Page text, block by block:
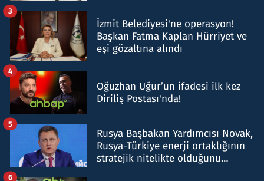
İzmit Belediyesi'ne operasyon!
Başkan Fatma Kaplan Hürriyet ve
eşi gözaltına alındı
3
Oğuzhan Uğur’un ifadesi ilk kez
Diriliş Postası'nda!
4
Rusya Başbakan Yardımcısı Novak,
Rusya-Türkiye enerji ortaklığının
stratejik nitelikte olduğunu
5
6